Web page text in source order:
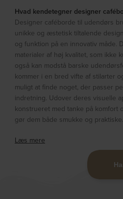
Hvad kendetegner designer
Designer caféborde til udendørs
unikke og æstetisk tiltalende
og funktion på en innovativ måde.
materialer af høj kvalitet, som ikke
også kan modstå barske
kommer i en bred vifte af stilarter
muligt at finde noget, der passer
indretning. Udover deres visuelle
konstrueret med tanke på komfort
gør dem både smukke og praktiske.
Læs mere